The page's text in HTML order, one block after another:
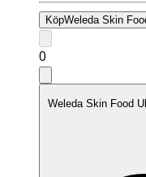
KöpWeleda Skin
0
Weleda Skin Food